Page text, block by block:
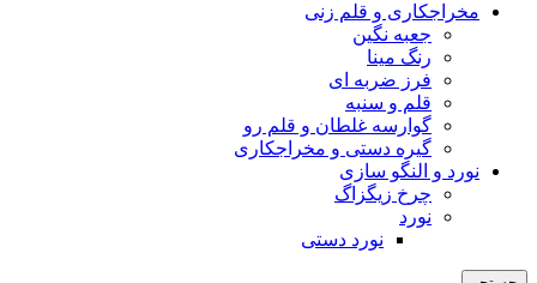
مخراجکاری و قلم زنی
جعبه نگین
رنگ مینا
فرز ضربه ای
قلم و سنبه
گوارسه غلطان و قلم رو
گیره دستی و مخراجکاری
نورد و النگو سازی
چرخ زیگزاگ
نورد
نورد دستی